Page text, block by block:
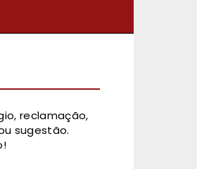
reclamação,
sugestão.